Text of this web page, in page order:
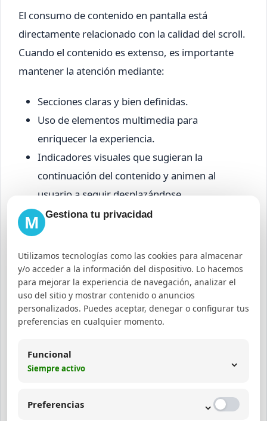
El consumo de contenido en pantalla está
directamente relacionado con la calidad del scroll.
Cuando el contenido es extenso, es importante
mantener la atención mediante:
Secciones claras y bien definidas.
Uso de elementos multimedia para
enriquecer la experiencia.
Indicadores visuales que sugieran la
continuación del contenido y animen al
usuario a seguir desplazándose.
Interacción del usuario con
scroll
Entender la interacción del usuario con el scroll
permite diseñar estrategias que impacten
segmento importante abandona la página antes
de llegar al formulario, se pueden implementar
relevancia del contenido previo.
M Gestiona tu privacidad
Utilizamos tecnologías como las cookies para almacenar
y/o acceder a la información del dispositivo. Lo hacemos
para mejorar la experiencia de navegación, analizar el
uso del sitio y mostrar contenido o anuncios
personalizados. Puedes aceptar, denegar o configurar tus
preferencias en cualquier momento.
Funcional
Siempre activo ⌄
Preferencias ⌄